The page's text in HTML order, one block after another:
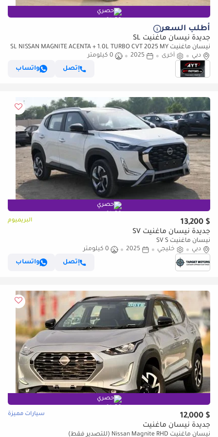
حصري
أطلب السعر
جديدة نيسان ماغنيت SL
نيسان ماغنيت SL NISSAN MAGNITE ACENTA + 1.0L TURBO CVT 2025 MY
(للتصدير فقط)
دبي أخرى 2025
0 كيلومتر
إتصل
واتساب
حصري
$ 13,200 البريميوم
جديدة نيسان ماغنيت SV
نيسان ماغنيت SV S
دبي
خليجي 2025
0 كيلومتر
إتصل
واتساب
حصري
$ 12,000 سيارات مميزة
جديدة نيسان ماغنيت
نيسان ماغنيت Nissan Magnite RHD (للتصدير فقط)